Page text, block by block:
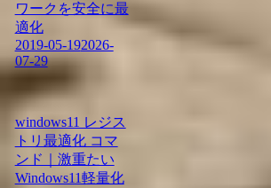
ワークを安全に最
適化
2019-05-192026-
07-29
windows11 レジス
トリ最適化 コマ
ンド｜激重たい
Windows11軽量化